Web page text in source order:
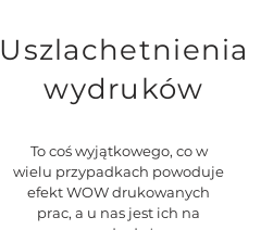
Uszlachetnienia
wydruków
To coś wyjątkowego, co w
wielu przypadkach powoduje
efekt WOW drukowanych
prac, a u nas jest ich na